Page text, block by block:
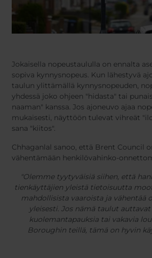
Jokaisella nopeustaululla on ennalta
sopiva kynnysnopeus. Kun lähestyvä
taulun ylittämällä kynnysnopeuden,
yhdessä joko ohjeen "hidasta" tai
naaman" kanssa. Jos ajoneuvo ajaa
mukaisesti, näyttöön tulevat vihreät
sana "kiitos".
Chhaganlal sanoo, että Brent Council
vähentämään henkilövahinko-
"Olemme tyytyväisiä siihen, että
tienkäyttäjien yleistä tietoisuutta
mahdollisista vaaroista ja vähentää
yleisesti. Jos nämä taulut
kuolemantapauksia tai vakavia
Boroughin teillä, tämä on hyvin